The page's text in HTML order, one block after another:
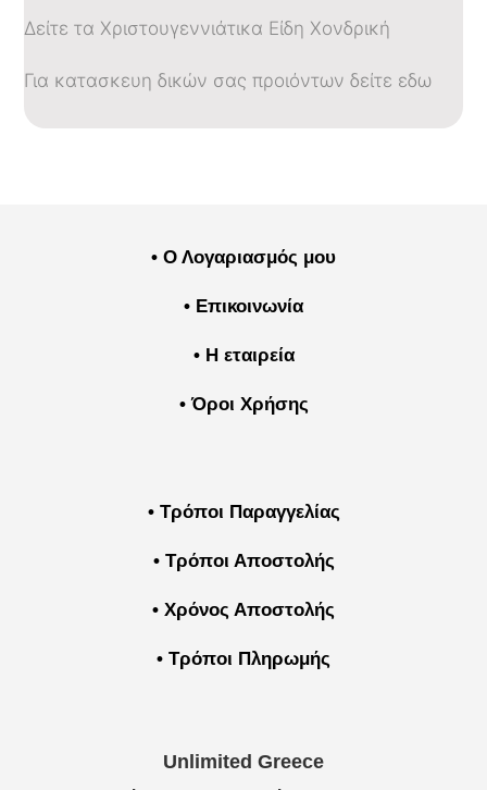
Δείτε τα Χριστουγεννιάτικα Είδη Χονδρική
Για κατασκευη δικών σας προιόντων δείτε εδω
• Ο Λογαριασμός μου
• Επικοινωνία
• Η εταιρεία
• Όροι Χρήσης
• Τρόποι Παραγγελίας
• Τρόποι Αποστολής
• Χρόνος Αποστολής
• Τρόποι Πληρωμής
Unlimited Greece